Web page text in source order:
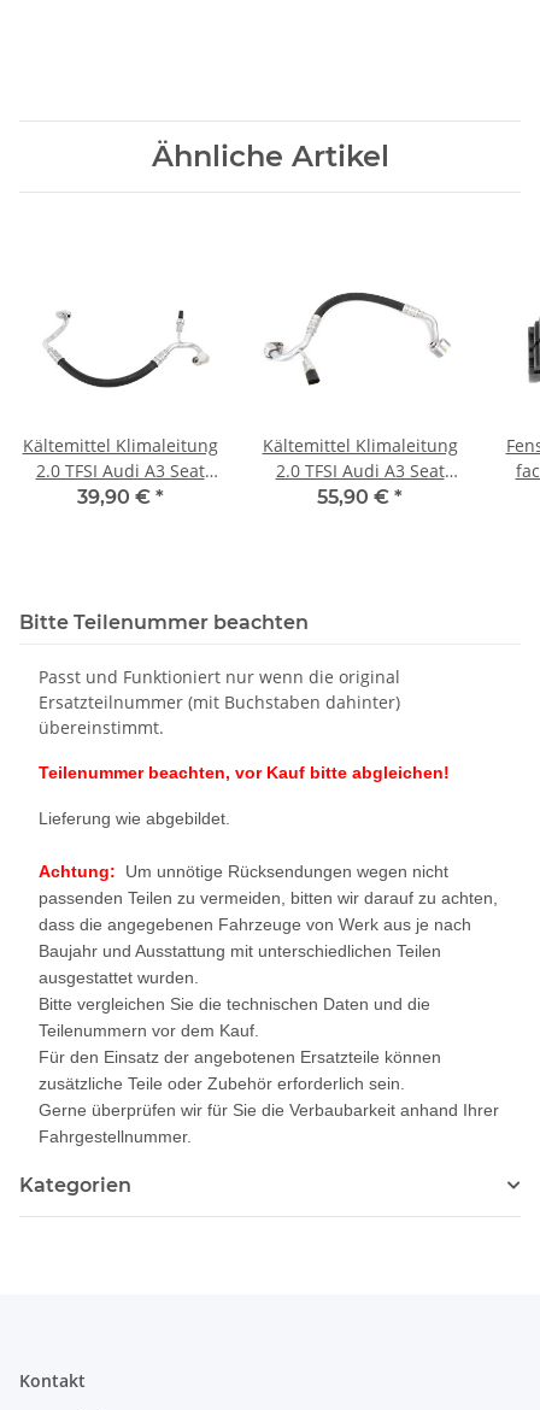
Ähnliche Artikel
Kältemittel Klimaleitung
2.0 TFSI Audi A3 Seat
Skoda VW Golf GTI 5-6
39,90 € *
Kältemittel Klimaleitung
2.0 TFSI Audi A3 Seat
Skoda VW Golf GTI
55,90 € *
Bitte Teilenummer beachten
Passt und Funktioniert nur wenn die original
Ersatzteilnummer (mit Buchstaben dahinter)
übereinstimmt.
Teilenummer beachten, vor Kauf bitte abgleichen!
Lieferung wie abgebildet.
Achtung: Um unnötige Rücksendungen wegen nicht
passenden Teilen zu vermeiden, bitten wir darauf zu achten,
dass die angegebenen Fahrzeuge von Werk aus je nach
Baujahr und Ausstattung mit unterschiedlichen Teilen
ausgestattet wurden.
Bitte vergleichen Sie die technischen Daten und die
Teilenummern vor dem Kauf.
Für den Einsatz der angebotenen Ersatzteile können
zusätzliche Teile oder Zubehör erforderlich sein.
Gerne überprüfen wir für Sie die Verbaubarkeit anhand Ihrer
Fahrgestellnummer.
Kategorien
Kontakt